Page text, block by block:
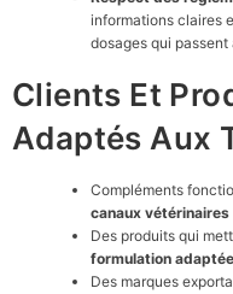
informations claires
dosages qui
Clients Et
Adaptés Aux
Compléments
canaux vétérinaires
Des produits qui
formulation
Des marques